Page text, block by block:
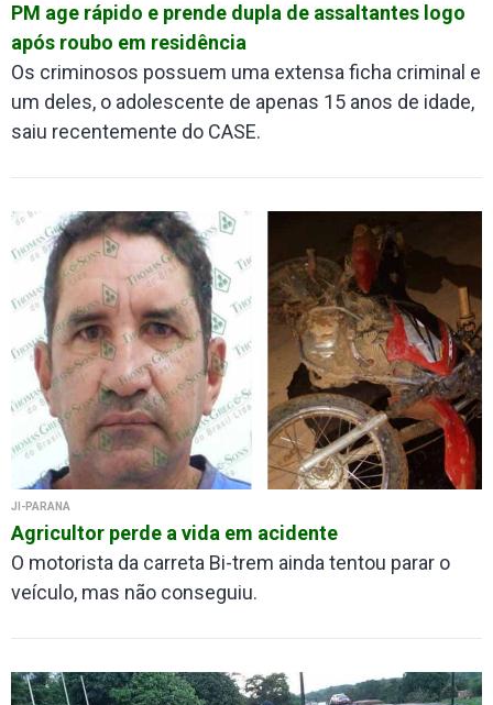
PM age rápido e prende dupla de assaltantes logo
após roubo em residência
Os criminosos possuem uma extensa ficha criminal e
um deles, o adolescente de apenas 15 anos de idade,
saiu recentemente do CASE.
JI-PARANÁ
Agricultor perde a vida em acidente
O motorista da carreta Bi-trem ainda tentou parar o
veículo, mas não conseguiu.